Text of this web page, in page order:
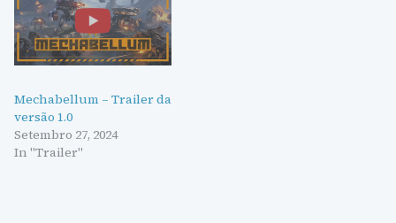
Mechabellum – Trailer da
versão 1.0
Setembro 27, 2024
In "Trailer"